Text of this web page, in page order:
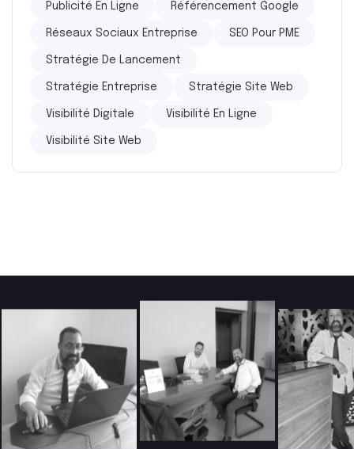
Publicité En Ligne Référencement Google
Réseaux Sociaux Entreprise SEO Pour PME
Stratégie De Lancement
Stratégie Entreprise Stratégie Site Web
Visibilité Digitale Visibilité En Ligne
Visibilité Site Web